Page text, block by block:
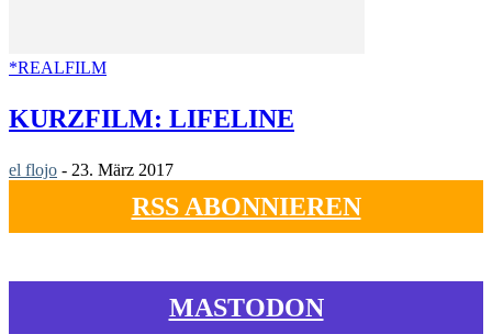
*REALFILM
KURZFILM: LIFELINE
el flojo - 23. März 2017
RSS ABONNIEREN
MASTODON